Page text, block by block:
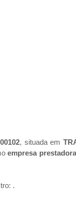
, situada em
empresa
.